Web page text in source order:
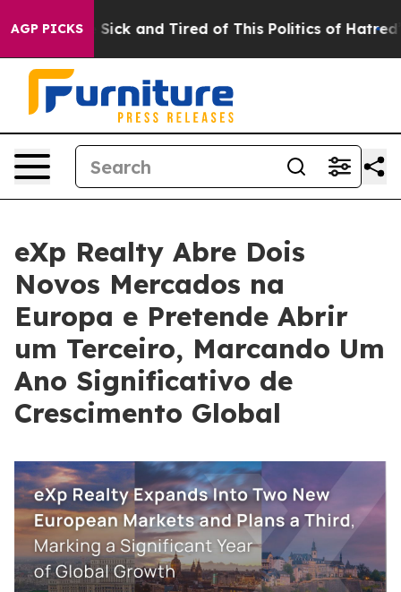
AGP PICKS
Are Sick and Tired of This Politics of Hatred” The
eXp Realty Abre Dois
Novos Mercados na
Europa e Pretende Abrir
um Terceiro, Marcando Um
Ano Significativo de
Crescimento Global